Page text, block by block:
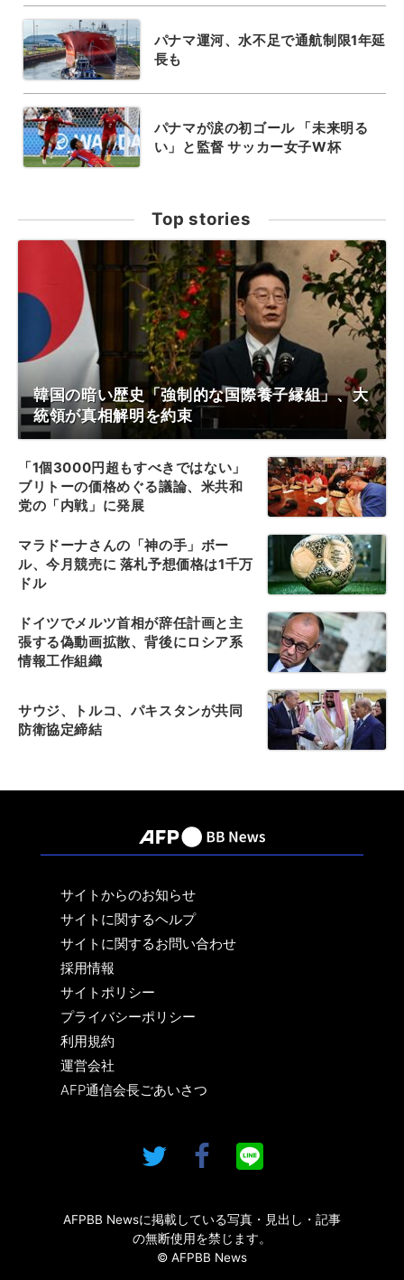
パナマ運河、水不足で通航制限1年延
長も
パナマが涙の初ゴール 「未来明る
い」と監督 サッカー女子W杯
Top stories
韓国の暗い歴史「強制的な国際養子縁組」、大
統領が真相解明を約束
「1個3000円超もすべきではない」
ブリトーの価格めぐる議論、米共和
党の「内戦」に発展
マラドーナさんの「神の手」ボー
ル、今月競売に 落札予想価格は1千万
ドル
ドイツでメルツ首相が辞任計画と主
張する偽動画拡散、背後にロシア系
情報工作組織
サウジ、トルコ、パキスタンが共同
防衛協定締結
サイトからのお知らせ
サイトに関するヘルプ
サイトに関するお問い合わせ
採用情報
サイトポリシー
プライバシーポリシー
利用規約
運営会社
AFP通信会長ごあいさつ
AFPBB Newsに掲載している写真・見出し・記事
の無断使用を禁じます。
© AFPBB News